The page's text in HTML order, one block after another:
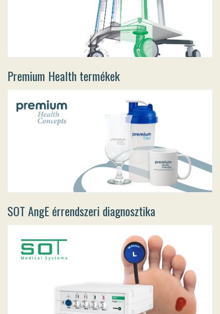
Premium Health termékek
SOT AngE érrendszeri diagnosztika